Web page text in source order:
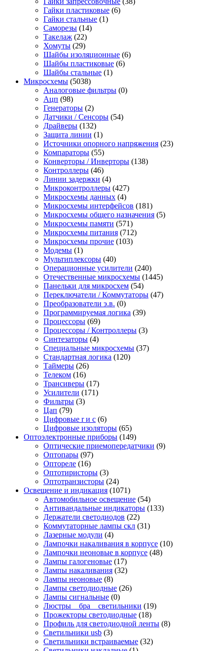
Гайки пластиковые (6)
Гайки стальные (1)
Саморезы (14)
Такелаж (22)
Хомуты (29)
Шайбы изоляционные (6)
Шайбы пластиковые (6)
Шайбы стальные (1)
Микросхемы (5038)
Аналоговые фильтры (0)
Ацп (98)
Генераторы (2)
Датчики / Сенсоры (54)
Драйверы (132)
Защита линии (1)
Источники опорного напряжения (23)
Компараторы (55)
Конверторы / Инверторы (138)
Контроллеры (46)
Линии задержки (4)
Микроконтроллеры (427)
Микросхемы данных (4)
Микросхемы интерфейсов (181)
Микросхемы общего назначения (5)
Микросхемы памяти (571)
Микросхемы питания (712)
Микросхемы прочие (103)
Модемы (1)
Мультиплексоры (40)
Операционные усилители (240)
Отечественные микросхемы (1445)
Панельки для микросхем (54)
Переключатели / Коммутаторы (47)
Преобразователи э.в. (0)
Программируемая логика (39)
Процессоры (69)
Процессоры / Контроллеры (3)
Синтезаторы (4)
Специальные микросхемы (37)
Стандартная логика (120)
Таймеры (26)
Телеком (16)
Трансиверы (17)
Усилители (171)
Фильтры (3)
Цап (79)
Цифровые r и c (6)
Цифровые изоляторы (65)
Оптоэлектронные приборы (149)
Оптические приемопередатчики (9)
Оптопары (97)
Оптореле (16)
Оптотиристоры (3)
Оптотранзисторы (24)
Освещение и индикация (1071)
Автомобильное освещение (54)
Антивандальные индикаторы (133)
Держатели светодиодов (22)
Коммутаторные лампы скл (31)
Лазерные модули (4)
Лампочки накаливания в корпусе (10)
Лампочки неоновые в корпусе (48)
Лампы галогеновые (17)
Лампы накаливания (32)
Лампы неоновые (8)
Лампы светодиодные (26)
Лампы сигнальные (0)
Люстры _ бра _ светильники (19)
Прожекторы светодиодные (18)
Профиль для светодиодной ленты (8)
Светильники usb (3)
Светильники встраиваемые (32)